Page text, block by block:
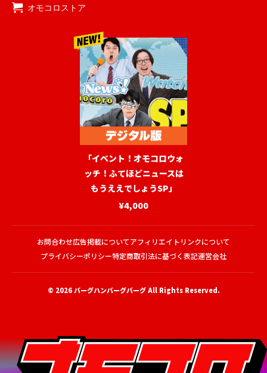
オモコロストア
「イベント！オモコロウォ
ッチ！ふてほどニュースは
もうええでしょうSP」
¥4,000
お問合わせ広告掲載についてアフィリエイトリンクについて
プライバシーポリシー特定商取引法に基づく表記運営会社
© 2026バーグハンバーグバーグAll Rights Reserved.